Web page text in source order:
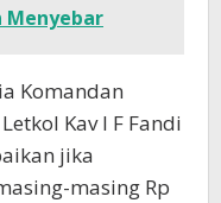
Menyebar
Komandan
Kav I F Fandi
jika
masing Rp